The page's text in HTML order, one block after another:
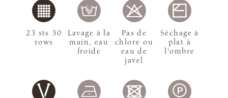
23 sts 30
rows
Lavage à la
main, eau
froide
Pas de
chlore ou
eau de
javel
Séchage à
plat à
l'ombre